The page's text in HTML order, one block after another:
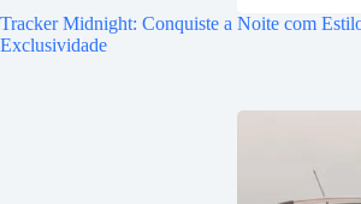
Tracker Midnight: Conquiste a Noite com
Exclusividade